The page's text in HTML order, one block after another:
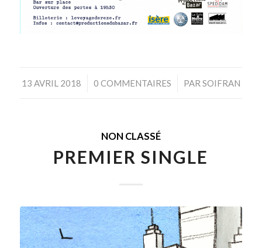
13 AVRIL 2018
/ 0 COMMENTAIRES
/ PAR SOIFRAN
NON CLASSÉ
PREMIER SINGLE